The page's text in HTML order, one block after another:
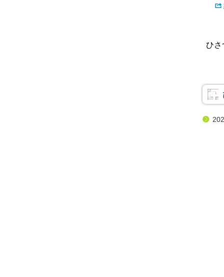
カ
ー
ひさ